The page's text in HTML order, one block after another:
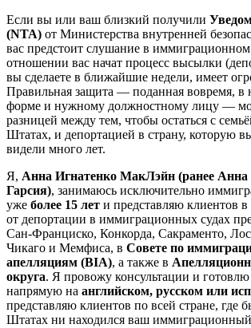
Если вы или ваш близкий получили
(NTA) от Министерства внутренней
вас предстоит слушание в иммиграционном
отношении вас начат процесс высылки
вы сделаете в ближайшие недели, имеет
Правильная защита — поданная вовремя, в
форме и нужному должностному лицу —
разницей между тем, чтобы остаться с
Штатах, и депортацией в страну, которую
видели много лет.
Я, Анна Игнатенко МакЛэйн (ранее Анна
Гарсия), занимаюсь исключительно
уже более 15 лет и представляю клиентов
от депортации в иммиграционных судах
Сан-Франциско, Конкорда, Сакраменто,
Чикаго и Мемфиса, в Совете по
апелляциям (BIA), а также в
округа. Я провожу консультации и
напрямую на английском, русском или
представляю клиентов по всей стране, где
Штатах ни находился ваш иммиграционный